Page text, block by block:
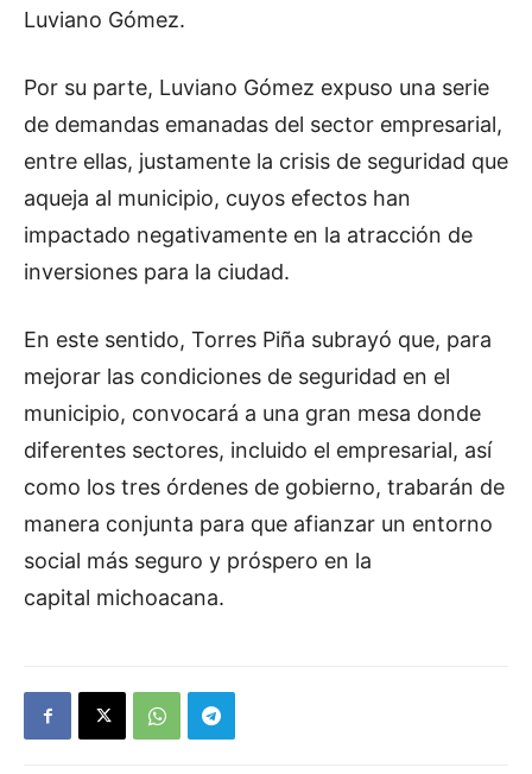
Luviano Gómez.
Por su parte, Luviano Gómez expuso una serie
de demandas emanadas del sector empresarial,
entre ellas, justamente la crisis de seguridad que
aqueja al municipio, cuyos efectos han
impactado negativamente en la atracción de
inversiones para la ciudad.
En este sentido, Torres Piña subrayó que, para
mejorar las condiciones de seguridad en el
municipio, convocará a una gran mesa donde
diferentes sectores, incluido el empresarial, así
como los tres órdenes de gobierno, trabarán de
manera conjunta para que afianzar un entorno
social más seguro y próspero en la
capital michoacana.